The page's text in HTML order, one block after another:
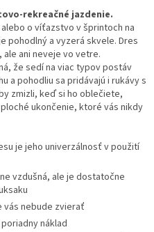
rekreačné jazdenie.
o víťazstvo v šprintoch na
pohodlný a vyzerá skvele. Dres
ani neveje vo vetre.
že sedí na viac typov postáv
a pohodliu sa pridávajú i rukávy s
zmizli, keď si ho oblečiete,
ukončenie, ktoré vás nikdy
je jeho univerzálnosť v použití
vzdušná, ale je dostatočne
nebude zvierať
náklad